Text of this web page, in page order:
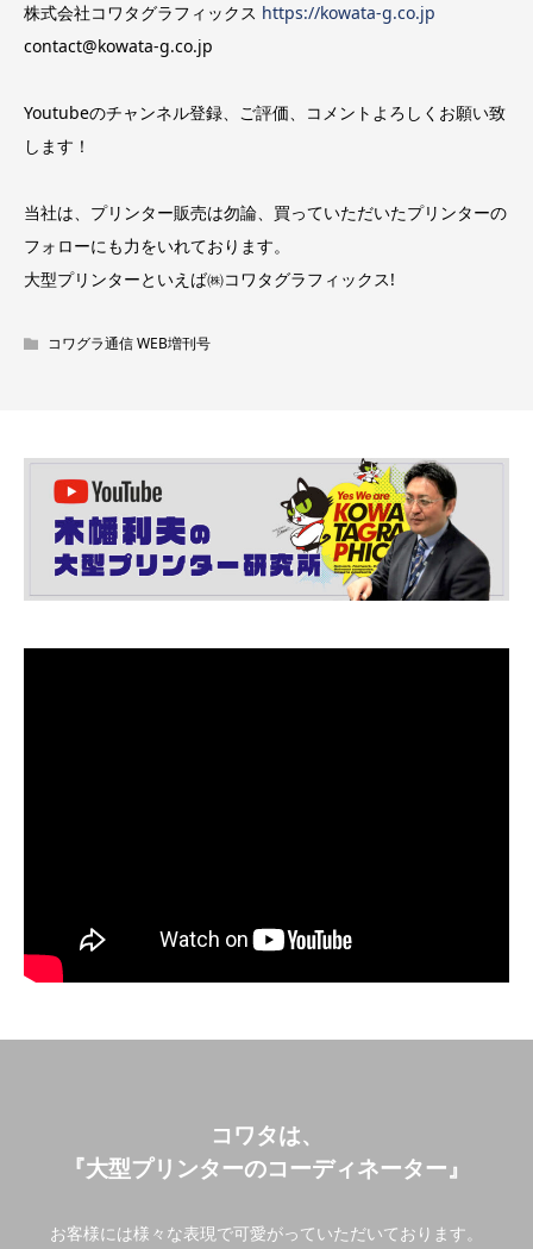
株式会社コワタグラフィックス https://kowata-g.co.jp
contact@kowata-g.co.jp
Youtubeのチャンネル登録、ご評価、コメントよろしくお願い致
します！
当社は、プリンター販売は勿論、買っていただいたプリンターの
フォローにも力をいれております。
大型プリンターといえば㈱コワタグラフィックス!
コワグラ通信 WEB増刊号
コワタは、
『大型プリンターのコーディネーター』
お客様には様々な表現で可愛がっていただいております。